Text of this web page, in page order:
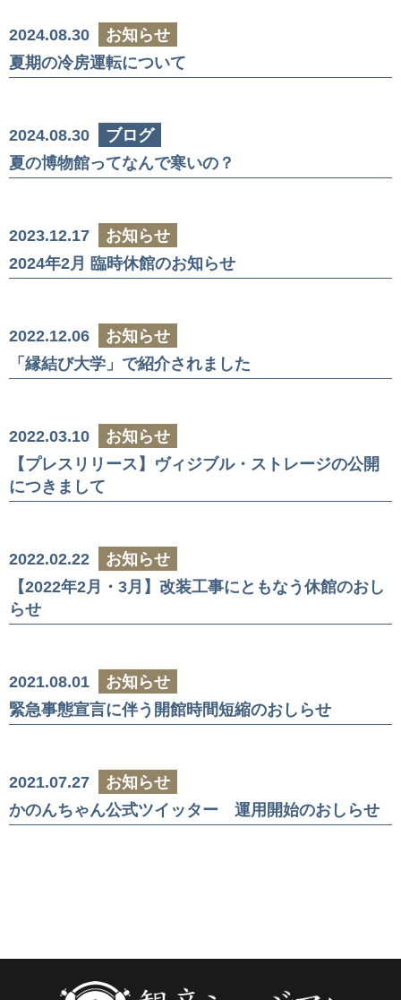
2024.08.30
お知らせ
夏期の冷房運転について
2024.08.30
ブログ
夏の博物館ってなんで寒いの？
2023.12.17
お知らせ
2024年2月 臨時休館のお知らせ
2022.12.06
お知らせ
「縁結び大学」で紹介されました
2022.03.10
お知らせ
【プレスリリース】ヴィジブル・ストレージの公開
につきまして
2022.02.22
お知らせ
【2022年2月・3月】改装工事にともなう休館のおし
らせ
2021.08.01
お知らせ
緊急事態宣言に伴う開館時間短縮のおしらせ
2021.07.27
お知らせ
かのんちゃん公式ツイッター 運用開始のおしらせ